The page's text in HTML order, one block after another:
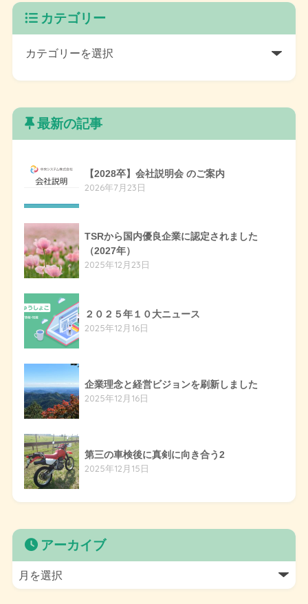
カテゴリー
最新の記事
【2028卒】会社説明会 のご案内
2026年7月23日
TSRから国内優良企業に認定されました
（2027年）
2025年12月23日
２０２５年１０大ニュース
2025年12月16日
企業理念と経営ビジョンを刷新しました
2025年12月16日
第三の車検後に真剣に向き合う2
2025年12月15日
アーカイブ